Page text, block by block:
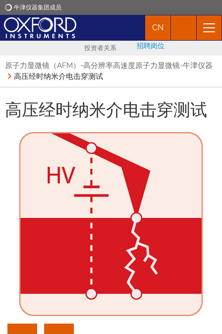
牛津仪器集团成员
产品
新闻
联络我们
CN
投资者关系 招聘岗位
原子力显微镜（AFM）-高分辨率高速度原子力显微镜-牛津仪器
高压经时纳米介电击穿测试
高压经时纳米介电击穿测试